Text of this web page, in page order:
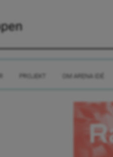
PROJEKT OM ARENA IDÉ